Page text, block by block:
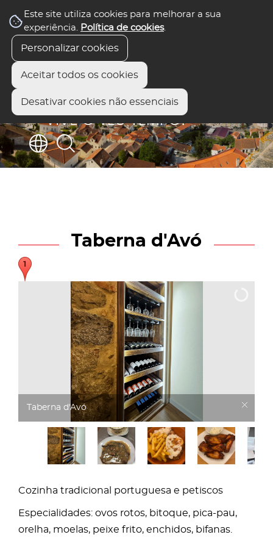
Este site utiliza cookies para melhorar a sua
experiência. Política de cookies.
Personalizar cookies
Aceitar todos os cookies
Desativar cookies não essenciais
Taberna d'Avó
Taberna d'Avó
Cozinha tradicional portuguesa e petiscos
Especialidades: ovos rotos, bitoque, pica-pau,
orelha, moelas, peixe frito, enchidos, bifanas.